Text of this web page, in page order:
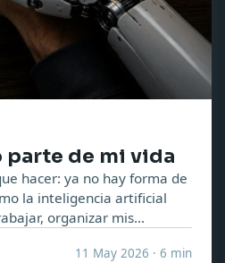
parte de mi vida
hacer: ya no hay forma de
la inteligencia artificial
organizar mis
proyectos personales.
11 May 2026 · 6 min